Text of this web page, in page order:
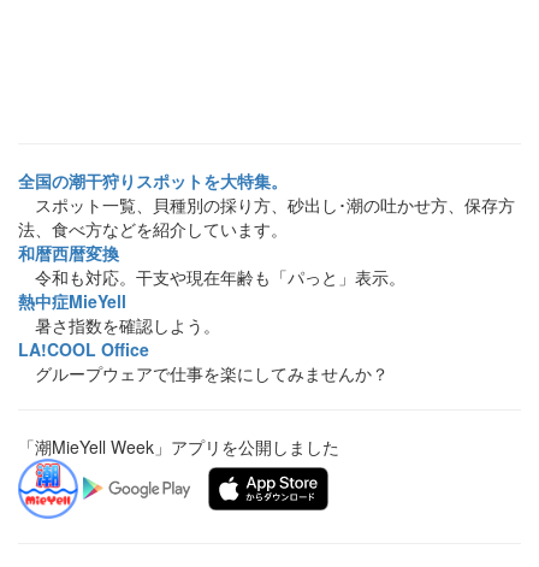
全国の潮干狩りスポットを大特集。
スポット一覧、貝種別の採り方、砂出し･潮の吐かせ方、保存方
法、食べ方などを紹介しています。
和暦西暦変換
令和も対応。干支や現在年齢も「パっと」表示。
熱中症MieYell
暑さ指数を確認しよう。
LA!COOL Office
グループウェアで仕事を楽にしてみませんか？
「潮MieYell Week」アプリを公開しました